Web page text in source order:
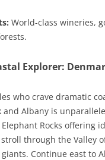
World-class wineries,
Explorer:
who crave dramatic
and Albany is
Elephant Rocks offering
through the Valley
Continue east to